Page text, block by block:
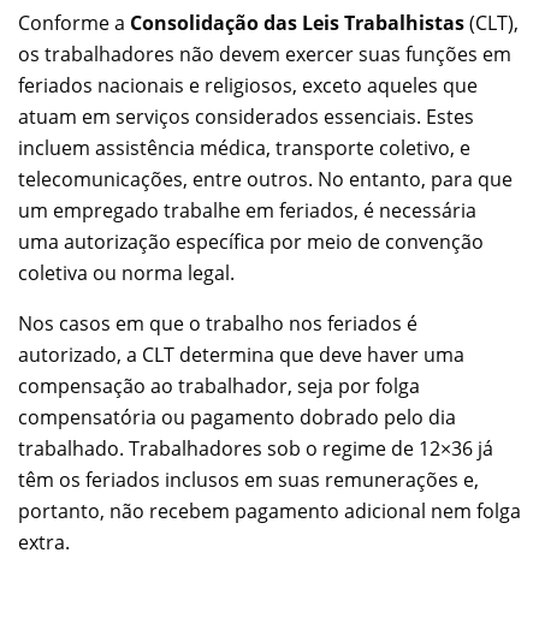
Conforme a Consolidação das Leis Trabalhistas(CLT),
os trabalhadores não devem exercer suas funções em
feriados nacionais e religiosos, exceto aqueles que
atuam em serviços considerados essenciais. Estes
incluem assistência médica, transporte coletivo, e
telecomunicações, entre outros. No entanto, para que
um empregado trabalhe em feriados, é necessária
uma autorização específica por meio de convenção
coletiva ou norma legal.
Nos casos em que o trabalho nos feriados é
autorizado, a CLT determina que deve haver uma
compensação ao trabalhador, seja por folga
compensatória ou pagamento dobrado pelo dia
trabalhado. Trabalhadores sob o regime de 12×36 já
têm os feriados inclusos em suas remunerações e,
portanto, não recebem pagamento adicional nem folga
extra.